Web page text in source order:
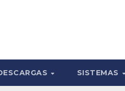
SISTEMAS